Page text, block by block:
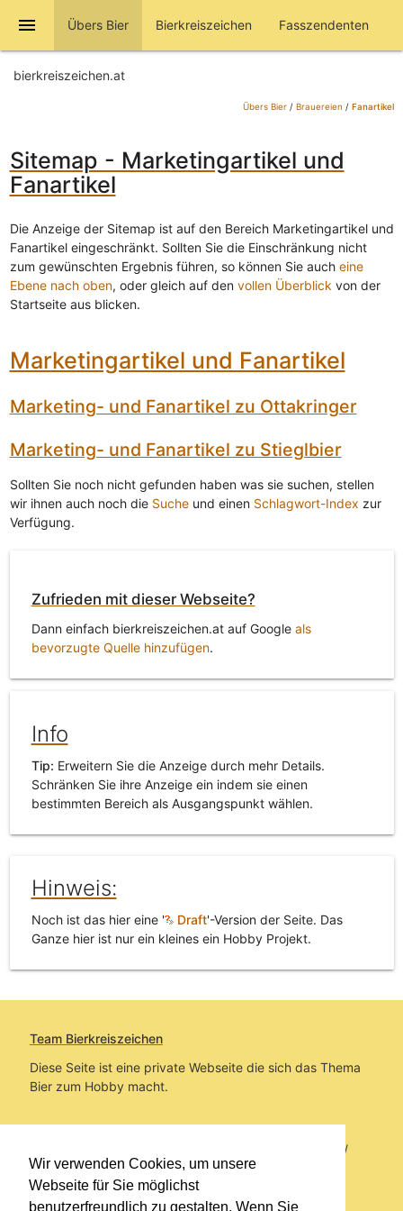
Wir verwenden Cookies, um unsere
Webseite für Sie möglichst
benutzerfreundlich zu gestalten. Wenn Sie
menu Übers Bier Bierkreiszeichen Fasszendenten
bierkreiszeichen.at
Übers Bier/ Brauereien / Fanartikel
Sitemap - Marketingartikel und
Fanartikel
Die Anzeige der Sitemap ist auf den Bereich Marketingartikel und
Fanartikel eingeschränkt. Sollten Sie die Einschränkung nicht
zum gewünschten Ergebnis führen, so können Sie auch eine
Ebene nach oben, oder gleich auf den vollen Überblick von der
Startseite aus blicken.
Marketingartikel und Fanartikel
Marketing- und Fanartikel zu Ottakringer
Marketing- und Fanartikel zu Stieglbier
Sollten Sie noch nicht gefunden haben was sie suchen, stellen
wir ihnen auch noch die Sucheund einen Schlagwort-Index zur
Verfügung.
Zufrieden mit dieser Webseite?
Dann einfach bierkreiszeichen.at auf Google als
bevorzugte Quelle hinzufügen.
Info
Tip: Erweitern Sie die Anzeige durch mehr Details.
Schränken Sie ihre Anzeige ein indem sie einen
bestimmten Bereich als Ausgangspunkt wählen.
Hinweis:
Noch ist das hier eine ' Draft'-Version der Seite. Das
Ganze hier ist nur ein kleines ein Hobby Projekt.
Team Bierkreiszeichen
Diese Seite ist eine private Webseite die sich das Thema
Bier zum Hobby macht.
Sie befinden sich auf https://www.bierkreiszeichen.at/
im Pfad:Übers Bier/Brauereien